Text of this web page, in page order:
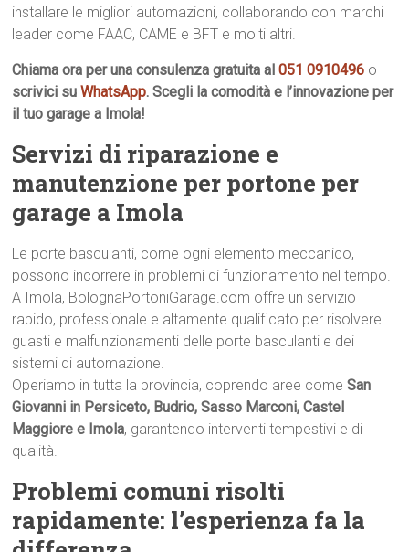
installare le migliori automazioni, collaborando con marchi
leader come FAAC, CAME e BFT e molti altri.
Chiama ora per una consulenza gratuita al051 0910496 o
scrivici suWhatsApp. Scegli la comodità e l’innovazione per
il tuo garage a Imola!
Servizi di riparazione e
manutenzione per portone per
garage a Imola
Le porte basculanti, come ogni elemento meccanico,
possono incorrere in problemi di funzionamento nel tempo.
A Imola, BolognaPortoniGarage.com offre un servizio
rapido, professionale e altamente qualificato per risolvere
guasti e malfunzionamenti delle porte basculanti e dei
sistemi di automazione.
Operiamo in tutta la provincia, coprendo aree comeSan
Giovanni in Persiceto, Budrio, Sasso Marconi, Castel
Maggiore e Imola, garantendo interventi tempestivi e di
qualità.
Problemi comuni risolti
rapidamente: l’esperienza fa la